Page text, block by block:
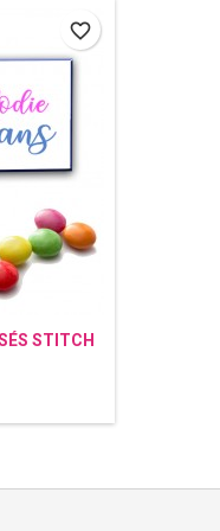
STITCH
favorite_border